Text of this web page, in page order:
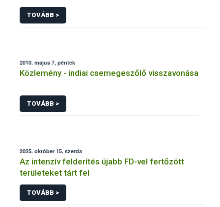
TOVÁBB >
2010. május 7, péntek
Közlemény - indiai csemegeszőlő visszavonása
TOVÁBB >
2025. október 15, szerda
Az intenzív felderítés újabb FD-vel fertőzött
területeket tárt fel
TOVÁBB >